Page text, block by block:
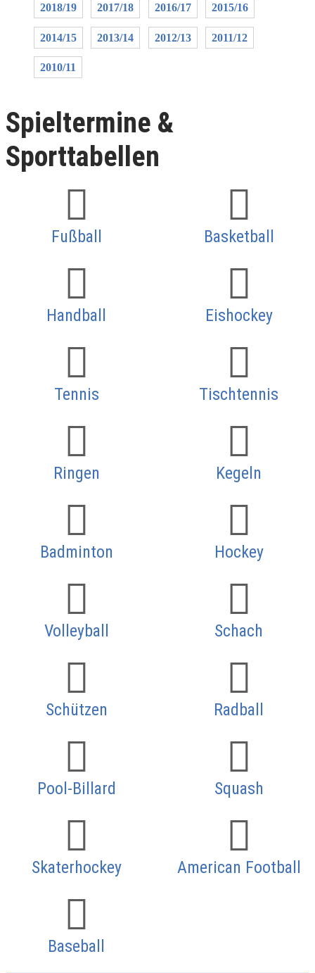
2018/19 2017/18 2016/17 2015/16
2014/15 2013/14 2012/13 2011/12
2010/11
Spieltermine &
Sporttabellen
Fußball Basketball
Handball Eishockey
Tennis Tischtennis
Ringen Kegeln
Badminton Hockey
Volleyball Schach
Schützen Radball
Pool-Billard Squash
Skaterhockey American Football
Baseball